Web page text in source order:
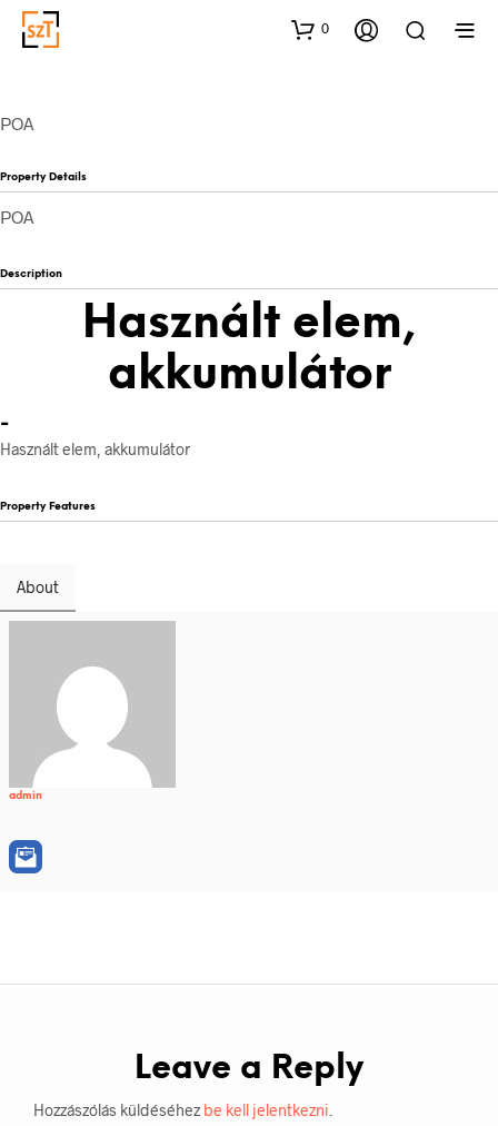
0
POA
Property Details
POA
Description
Használt elem,
akkumulátor
-
Használt elem, akkumulátor
Property Features
About
admin
Leave a Reply
Hozzászólás küldéséhez be kell jelentkezni